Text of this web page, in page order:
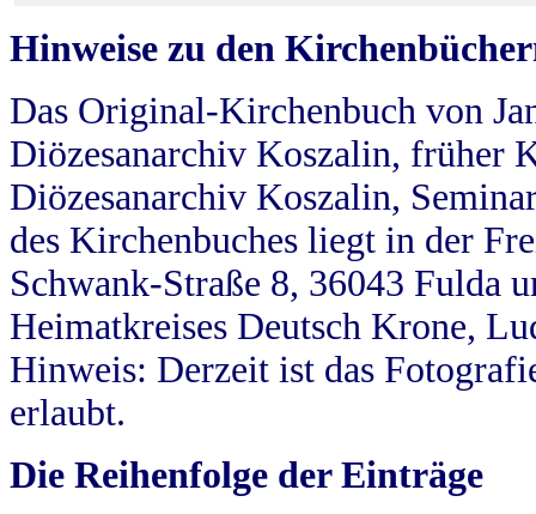
Hinweise zu den
Das Original-Kirchenbuch von
Diözesanarchiv Koszalin, früher
Diözesanarchiv Koszalin,
des Kirchenbuches liegt in der
Schwank-Straße 8, 36043 Fulda
Heimatkreises Deutsch Krone,
Hinweis: Derzeit ist das
erlaubt.
Die Reihenfolge der Einträge